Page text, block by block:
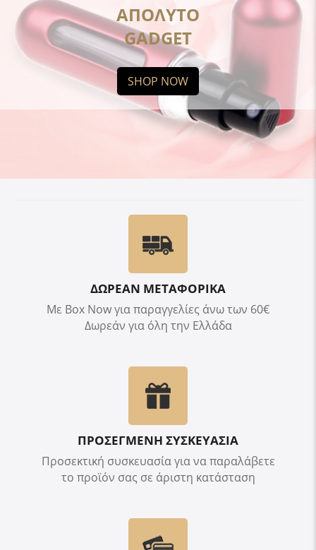
ΑΠΟΛΥΤΟ
GADGET
SHOP NOW
ΔΩΡΕΑΝ ΜΕΤΑΦΟΡΙΚΑ
Με Box Now για παραγγελίες άνω των 60€
Δωρεάν για όλη την Ελλάδα
ΠΡΟΣΕΓΜΕΝΗ ΣΥΣΚΕΥΑΣΙΑ
Προσεκτική συσκευασία για να παραλάβετε
το προϊόν σας σε άριστη κατάσταση